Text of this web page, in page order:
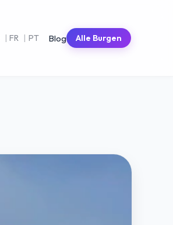
| FR | PT Blog Alle Burgen